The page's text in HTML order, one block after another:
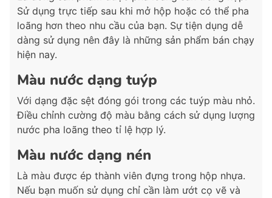
Sử dụng trực tiếp sau khi mở hộp hoặc có thể pha
loãng hơn theo nhu cầu của bạn. Sự tiện dụng dễ
dàng sử dụng nên đây là những sản phẩm bán chạy
hiện nay.
Màu nước dạng tuýp
Với dạng đặc sệt đóng gói trong các tuýp màu nhỏ.
Điều chỉnh cường độ màu bằng cách sử dụng lượng
nước pha loãng theo tỉ lệ hợp lý.
Màu nước dạng nén
Là màu được ép thành viên đựng trong hộp nhựa.
Nếu bạn muốn sử dụng chỉ cần làm ướt cọ vẽ và